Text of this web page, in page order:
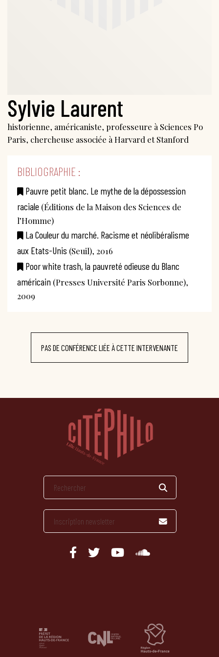
Sylvie Laurent
historienne, américaniste, professeure à Sciences Po
Paris, chercheuse associée à Harvard et Stanford
BIBLIOGRAPHIE :
Pauvre petit blanc. Le mythe de la dépossession
raciale (Éditions de la Maison des Sciences de
l’Homme)
La Couleur du marché. Racisme et néolibéralisme
aux Etats-Unis (Seuil), 2016
Poor white trash, la pauvreté odieuse du Blanc
américain (Presses Université Paris Sorbonne),
2009
PAS DE CONFÉRENCE LIÉE À CETTE INTERVENANTE